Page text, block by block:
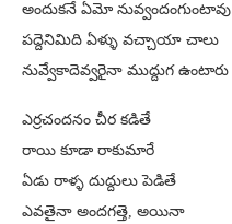
అందుకనే ఏమో నువ్వందంగుంటావు
పద్దెనిమిది ఏళ్ళు వచ్చాయా చాలు
నువ్వేకాదెవ్వరైనా ముద్దుగ ఉంటారు
ఎర్రచందనం చీర కడితే
రాయి కూడా రాకుమారే
ఏడు రాళ్ళ దుద్దులు పెడితే
ఎవతైనా అందగత్తె, అయినా